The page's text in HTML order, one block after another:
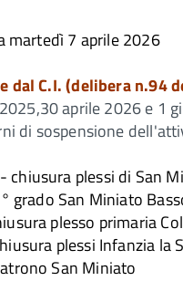
martedì 7 aprile 2026
dal C.I. (delibera n.94
aprile 2026 e 1
di sospensione
chiusura plessi di San
grado San Miniato
plesso primaria
plessi Infanzia la
San Miniato